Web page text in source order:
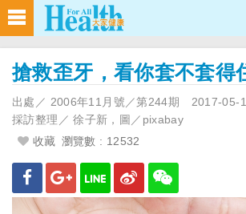
搶救歪牙，看你套不套得
出處／ 2006年11月號／第244期 2017-05-
採訪整理／ 徐子新，圖／pixabay
收藏 瀏覽數 : 12532